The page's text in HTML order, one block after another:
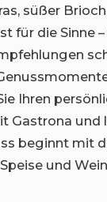
süßer
für die Sinne
Ihren
Gastrona und
beginnt mit
und